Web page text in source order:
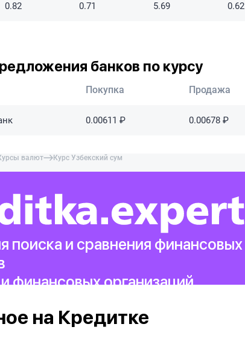
ужасный, никому не рекомендую
0.82 0.71 5.69 0.62
банков по курсу
Покупка Продажа
0.00611 ₽ 0.00678 ₽
валют Курс Узбекский сум
поиска и сравнения финансовых
финансовых организаций.
на Кредитке